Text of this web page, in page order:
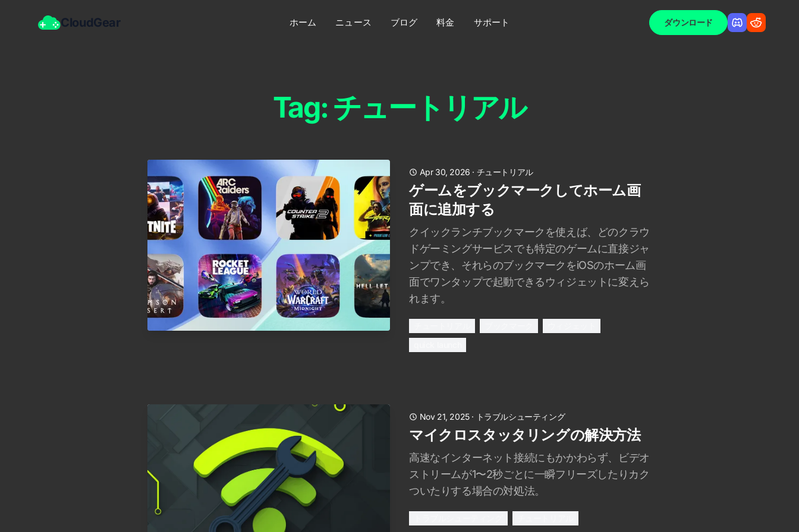
CloudGear ホーム ニュース ブログ 料金 サポート ダウンロード
Tag: チュートリアル
Apr 30, 2026 · チュートリアル
ゲームをブックマークしてホーム画
面に追加する
クイックランチブックマークを使えば、どのクラウ
ドゲーミングサービスでも特定のゲームに直接ジャ
ンプでき、それらのブックマークをiOSのホーム画
面でワンタップで起動できるウィジェットに変えら
れます。
Nov 21, 2025· トラブルシューティング
マイクロスタッタリングの解決方法
高速なインターネット接続にもかかわらず、ビデオ
ストリームが1〜2秒ごとに一瞬フリーズしたりカク
ついたりする場合の対処法。